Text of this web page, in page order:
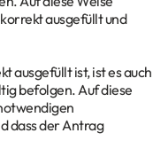
ausgefüllt und
ausgefüllt ist, ist es auch
befolgen. Auf diese
dass der Antrag